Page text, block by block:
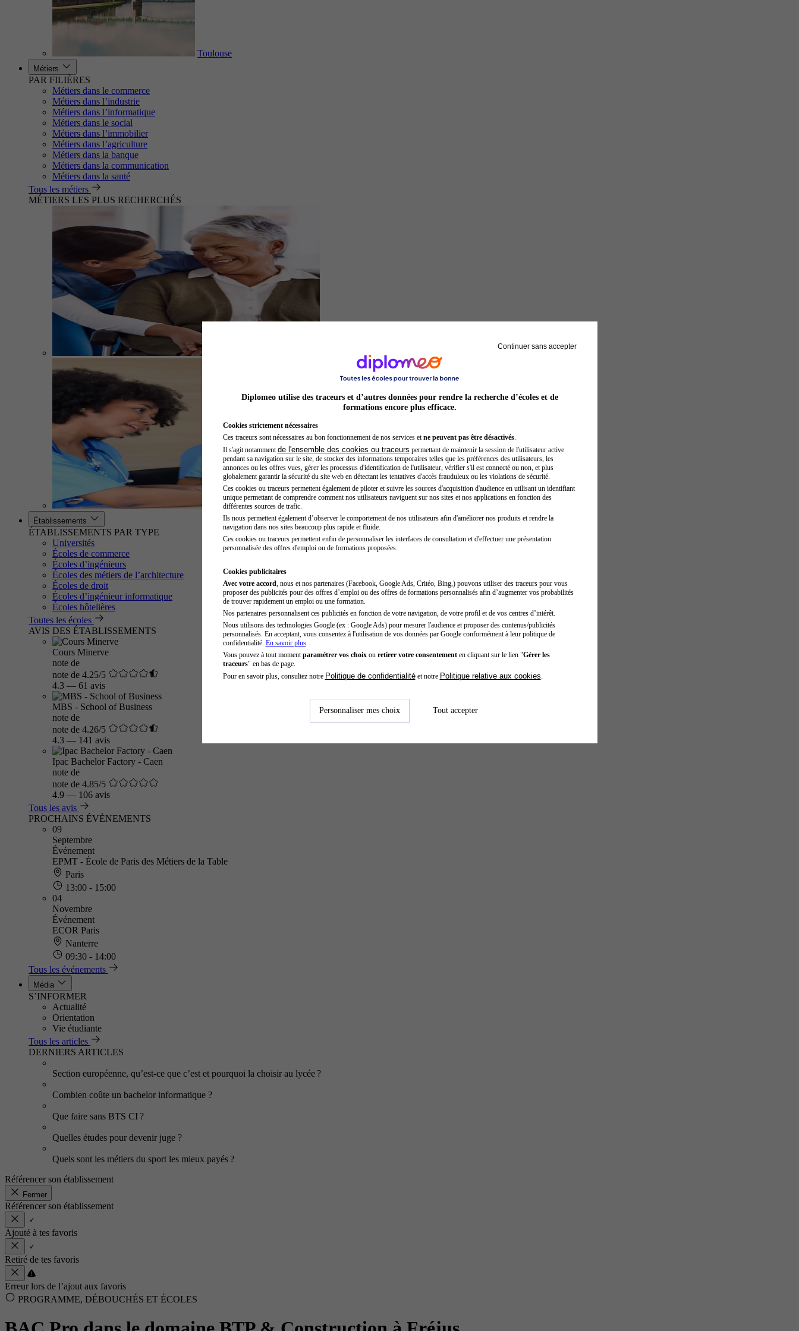
Toulouse
Métiers
PAR FILIÈRES
Métiers dans le commerce
Métiers dans l’industrie
Métiers dans l’informatique
Métiers dans le social
Métiers dans l’immobilier
Métiers dans l’agriculture
Métiers dans la banque
Métiers dans la communication
Métiers dans la santé
Tous les métiers
MÉTIERS LES PLUS RECHERCHÉS
Sage-femme
Établissements
ÉTABLISSEMENTS PAR TYPE
Universités
Écoles de commerce
Écoles d’ingénieurs
Écoles des métiers de l’architecture
Écoles de droit
Écoles d’ingénieur informatique
Écoles hôtelières
Toutes les écoles
AVIS DES ÉTABLISSEMENTS
Cours Minerve
note de
note de 4.25/5
4.3 — 61 avis
MBS - School of Business
note de
note de 4.26/5
4.3 — 141 avis
Ipac Bachelor Factory - Caen
note de
note de 4.85/5
4.9 — 106 avis
Tous les avis
PROCHAINS ÉVÈNEMENTS
09
Septembre
Événement
EPMT - École de Paris des Métiers de la Table
Paris
13:00 - 15:00
04
Novembre
Événement
ECOR Paris
Nanterre
09:30 - 14:00
Tous les événements
Média
S’INFORMER
Actualité
Orientation
Vie étudiante
Tous les articles
DERNIERS ARTICLES
Section européenne, qu’est-ce que c’est et pourquoi la choisir au lycée ?
Combien coûte un bachelor informatique ?
Que faire sans BTS CI ?
Quelles études pour devenir juge ?
Quels sont les métiers du sport les mieux payés ?
Référencer son établissement
Fermer
Référencer son établissement
Ajouté à tes favoris
Retiré de tes favoris
Erreur lors de l’ajout aux favoris
PROGRAMME, DÉBOUCHÉS ET ÉCOLES
Continuer sans accepter
Diplomeo utilise des traceurs et d’autres données pour rendre la recherche d’écoles et de
formations encore plus efficace.
Cookies strictement nécessaires
Ces traceurs sont nécessaires au bon fonctionnement de nos services et ne peuvent pas être désactivés.
Il s'agit notamment de l'ensemble des cookies ou traceurs permettant de maintenir la session de l'utilisateur active
pendant sa navigation sur le site, de stocker des informations temporaires telles que les préférences des utilisateurs, les
annonces ou les offres vues, gérer les processus d'identification de l'utilisateur, vérifier s'il est connecté ou non, et plus
globalement garantir la sécurité du site web en détectant les tentatives d'accès frauduleux ou les violations de sécurité.
Ces cookies ou traceurs permettent également de piloter et suivre les sources d'acquisition d'audience en utilisant un identifiant
unique permettant de comprendre comment nos utilisateurs naviguent sur nos sites et nos applications en fonction des
différentes sources de trafic.
Ils nous permettent également d’observer le comportement de nos utilisateurs afin d'améliorer nos produits et rendre la
navigation dans nos sites beaucoup plus rapide et fluide.
Ces cookies ou traceurs permettent enfin de personnaliser les interfaces de consultation et d'effectuer une présentation
personnalisée des offres d'emploi ou de formations proposées.
Cookies publicitaires
Avec votre accord , nous et nos partenaires (Facebook, Google Ads, Critéo, Bing,) pouvons utiliser des traceurs pour vous
proposer des publicités pour des offres d’emploi ou des offres de formations personnalisés afin d’augmenter vos probabilités
de trouver rapidement un emploi ou une formation.
Nos partenaires personnalisent ces publicités en fonction de votre navigation, de votre profil et de vos centres d’intérêt.
Nous utilisons des technologies Google (ex : Google Ads) pour mesurer l'audience et proposer des contenus/publicités
personnalisés. En acceptant, vous consentez à l'utilisation de vos données par Google conformément à leur politique de
confidentialité. En savoir plus
Vous pouvez à tout moment paramétrer vos choixou retirer votre consentementen cliquant sur le lien "Gérer les
traceurs" en bas de page.
Pour en savoir plus, consultez notre Politique de confidentialitéet notre Politique relative aux cookies
Personnaliser mes choix Tout accepter